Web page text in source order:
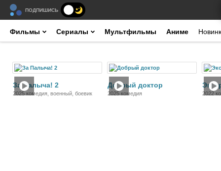
ПОДПИШИСЬ
Фильмы Сериалы Мультфильмы Аниме
За Палыча! 2
2025 комедия, военный, боевик
Добрый доктор
2025 комедия 2022